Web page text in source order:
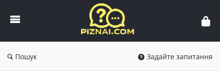
Пізнай.com
Пошук Задайте запитання